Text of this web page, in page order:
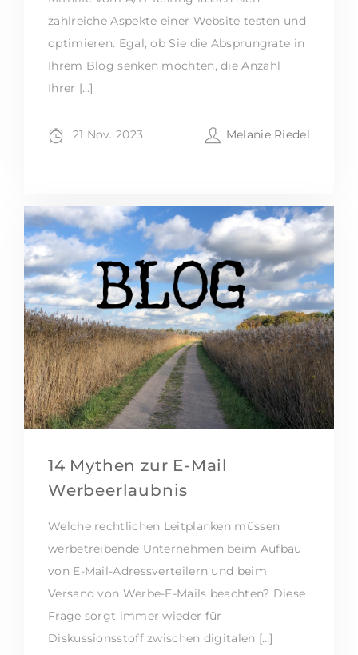
zahlreiche Aspekte einer Website testen und
optimieren. Egal, ob Sie die Absprungrate in
Ihrem Blog senken möchten, die Anzahl
Ihrer […]
21 Nov. 2023 Melanie Riedel
14 Mythen zur E-Mail
Werbeerlaubnis
Welche rechtlichen Leitplanken müssen
werbetreibende Unternehmen beim Aufbau
von E-Mail-Adressverteilern und beim
Versand von Werbe-E-Mails beachten? Diese
Frage sorgt immer wieder für
Diskussionsstoff zwischen digitalen […]